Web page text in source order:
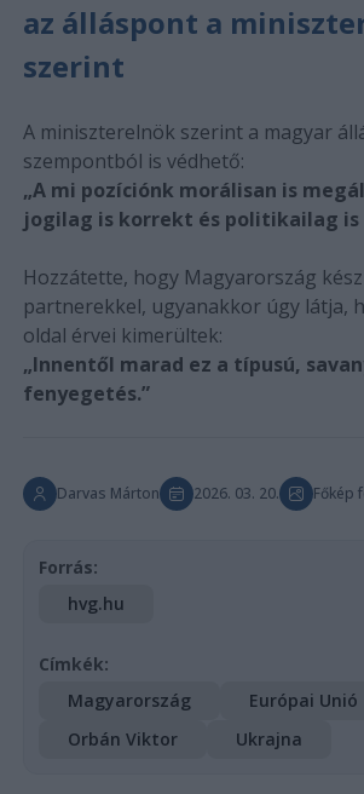
az álláspont a
szerint
A miniszterelnök szerint a magyar
szempontból is védhető:
„A mi pozíciónk morálisan is
jogilag is korrekt és politikailag is
Hozzátette, hogy Magyarország
partnerekkel, ugyanakkor úgy látja,
oldal érvei kimerültek:
„Innentől marad ez a típusú,
fenyegetés.”
Darvas Márton 2026. 03. 20. Főkép
Forrás:
hvg.hu
Címkék:
Magyarország
Európai Unió
Orbán Viktor
Ukrajna